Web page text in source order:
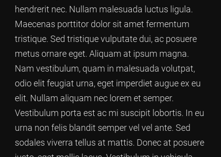
hendrerit nec. Nullam malesuada luctus ligula.
Maecenas porttitor dolor sit amet fermentum
tristique. Sed tristique vulputate dui, ac posuere
metus ornare eget. Aliquam at ipsum magna.
Nam vestibulum, quam in malesuada volutpat,
odio elit feugiat urna, eget imperdiet augue ex eu
elit. Nullam aliquam nec lorem et semper.
Vestibulum porta est ac mi suscipit lobortis. In eu
urna non felis blandit semper vel vel ante. Sed
sodales viverra tellus at mattis. Donec at posuere